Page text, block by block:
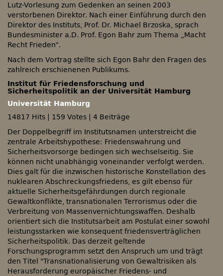
Lutz-Vorlesung zum Gedenken an seinen 2003
verstorbenen Direktor. Nach einer Einführung durch den
Direktor des Instituts, Prof. Dr. Michael Brzoska, sprach
Bundesminister a.D. Prof. Egon Bahr zum Thema „Macht
Recht Frieden“.
Nach dem Vortrag stellte sich Egon Bahr den Fragen des
zahlreich erschienenen Publikums.
Institut für Friedensforschung und
Sicherheitspolitik an der Universität Hamburg
Universität Hamburg
14817 Hits
159 Votes
4 Beiträge
Der Doppelbegriff im Institutsnamen unterstreicht die
zentrale Arbeitshypothese: Friedenswahrung und
Sicherheitsvorsorge bedingen sich wechselseitig. Sie
können nicht unabhängig voneinander verfolgt werden.
Dies galt für die inzwischen historische Konstellation des
nuklearen Abschreckungsfriedens, es gilt ebenso für
aktuelle Sicherheitsgefährdungen durch regionale
Gewaltkonflikte, transnationalen Terrorismus oder die
Verbreitung von Massenvernichtungswaffen. Deshalb
orientiert sich die Institutsarbeit am Postulat einer sowohl
leistungsstarken wie konsequent friedensverträglichen
Sicherheitspolitik. Das derzeit geltende
Forschungsprogramm setzt den Anspruch um und trägt
den Titel "Transnationalisierung von Gewaltrisiken als
Herausforderung europäischer Friedens- und